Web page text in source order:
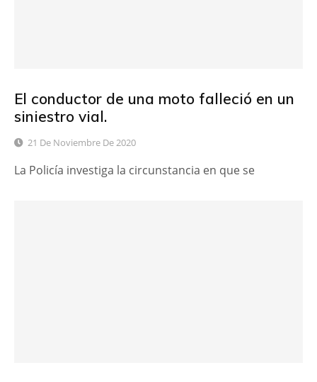
El conductor de una moto falleció en un
siniestro vial.
21 De Noviembre De 2020
La Policía investiga la circunstancia en que se